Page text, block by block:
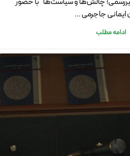
جاجرمی ...
ادامه مطلب